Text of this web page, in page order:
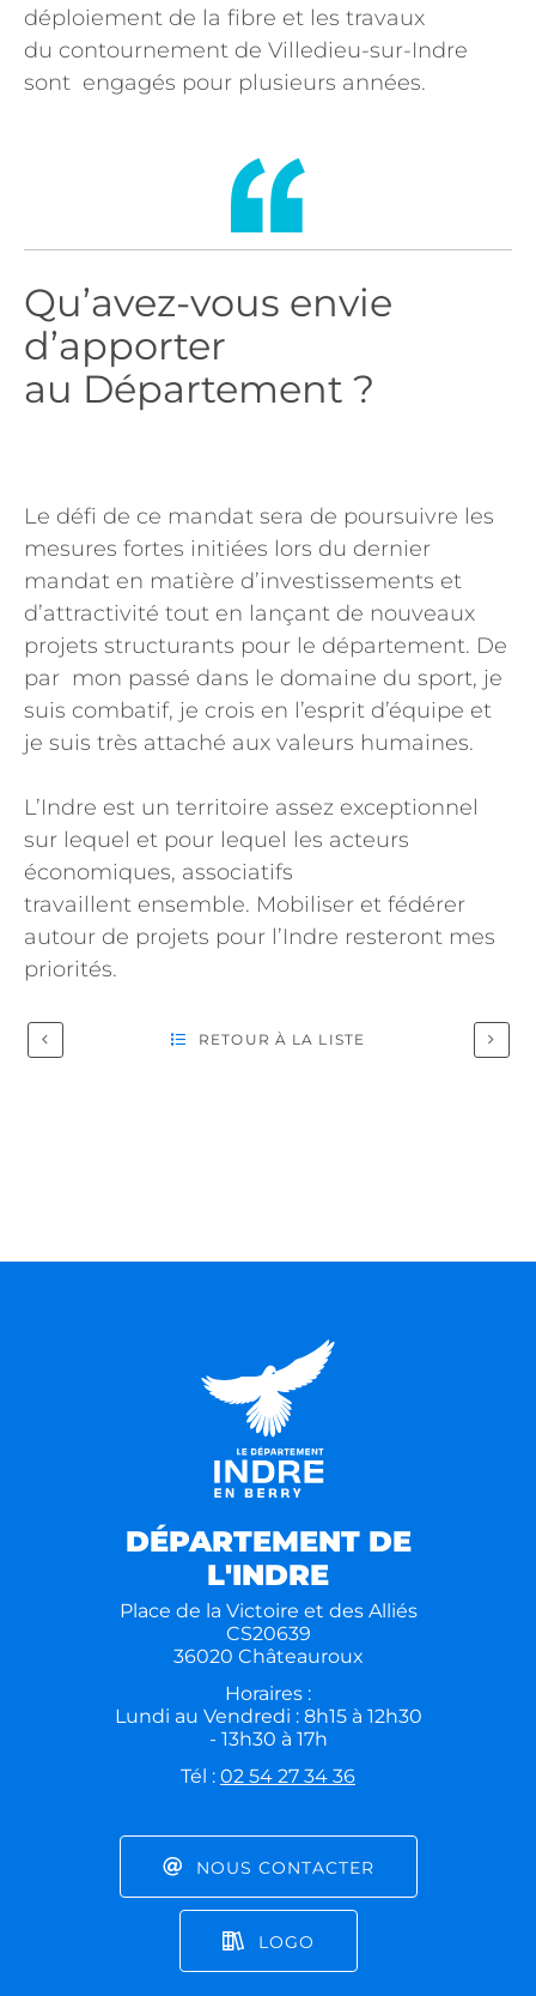
déploiement de la fibre et les travaux
du contournement de Villedieu-sur-Indre
sont engagés pour plusieurs années.
Qu’avez-vous envie
d’apporter
au Département ?
Le défi de ce mandat sera de poursuivre les
mesures fortes initiées lors du dernier
mandat en matière d’investissements et
d’attractivité tout en lançant de nouveaux
projets structurants pour le département. De
par mon passé dans le domaine du sport, je
suis combatif, je crois en l’esprit d’équipe et
je suis très attaché aux valeurs humaines.
L’Indre est un territoire assez exceptionnel
sur lequel et pour lequel les acteurs
économiques, associatifs
travaillent ensemble. Mobiliser et fédérer
autour de projets pour l’Indre resteront mes
priorités.
RETOUR À LA LISTE
DÉPARTEMENT DE
L'INDRE
Place de la Victoire et des Alliés
CS20639
36020 Châteauroux
Horaires :
Lundi au Vendredi : 8h15 à 12h30
- 13h30 à 17h
Tél : 02 54 27 34 36
NOUS CONTACTER
LOGO